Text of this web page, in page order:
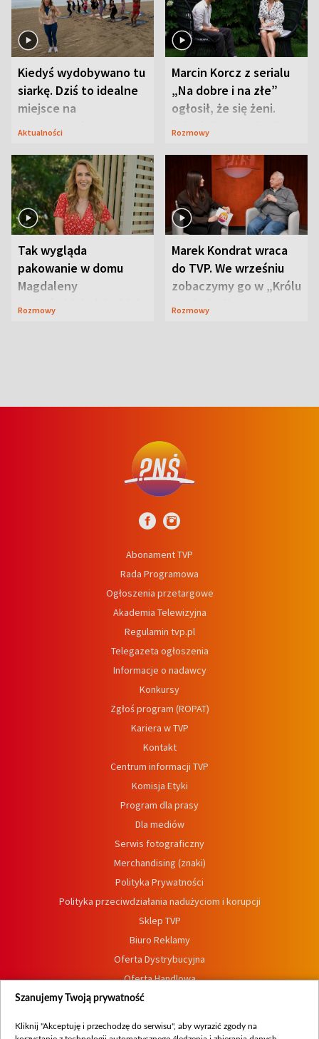
Kiedyś wydobywano tu
siarkę. Dziś to idealne
miejsce na
wypoczynek
Aktualności
Marcin Korcz z serialu
„Na dobre i na złe”
ogłosił, że się żeni.
Zdradził, co zmienił
Rozmowy
Tak wygląda
pakowanie w domu
Magdaleny
Waligórskiej-Lisieckiej.
Rozmowy
Marek Kondrat wraca
do TVP. We wrześniu
zobaczymy go w „Królu
Maciusiu I”
Rozmowy
Abonament TVP
Rada Programowa
Ogłoszenia przetargowe
Akademia Telewizyjna
Regulamin tvp.pl
Telegazeta ogłoszenia
Informacje o nadawcy
Konkursy
Zgłoś program (ROPAT)
Kariera w TVP
Kontakt
Centrum informacji TVP
Komisja Etyki
Program dla prasy
Dla mediów
Serwis fotograficzny
Merchandising (znaki)
Polityka Prywatności
Polityka przeciwdziałania nadużyciom i korupcji
Sklep TVP
Biuro Reklamy
Oferta Dystrybucyjna
Oferta Handlowa
Dostępność
Procedura zgłoszeń wewnętrznych
Szanujemy Twoją prywatność
Kliknij "Akceptuję i przechodzę do serwisu", aby wyrazić zgody na